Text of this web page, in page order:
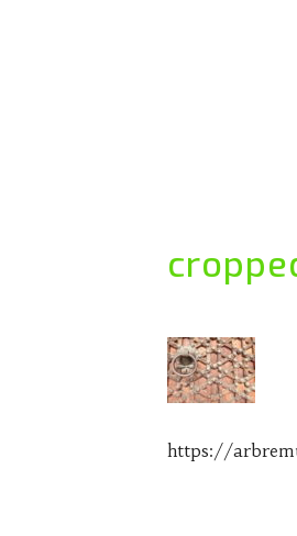
https://